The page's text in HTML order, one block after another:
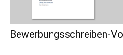
Bewerbungsschreiben-